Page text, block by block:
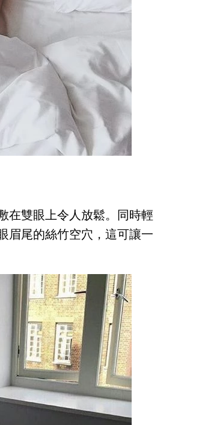
在雙眼上令人放鬆。同時輕
眉尾的絲竹空穴，這可讓一